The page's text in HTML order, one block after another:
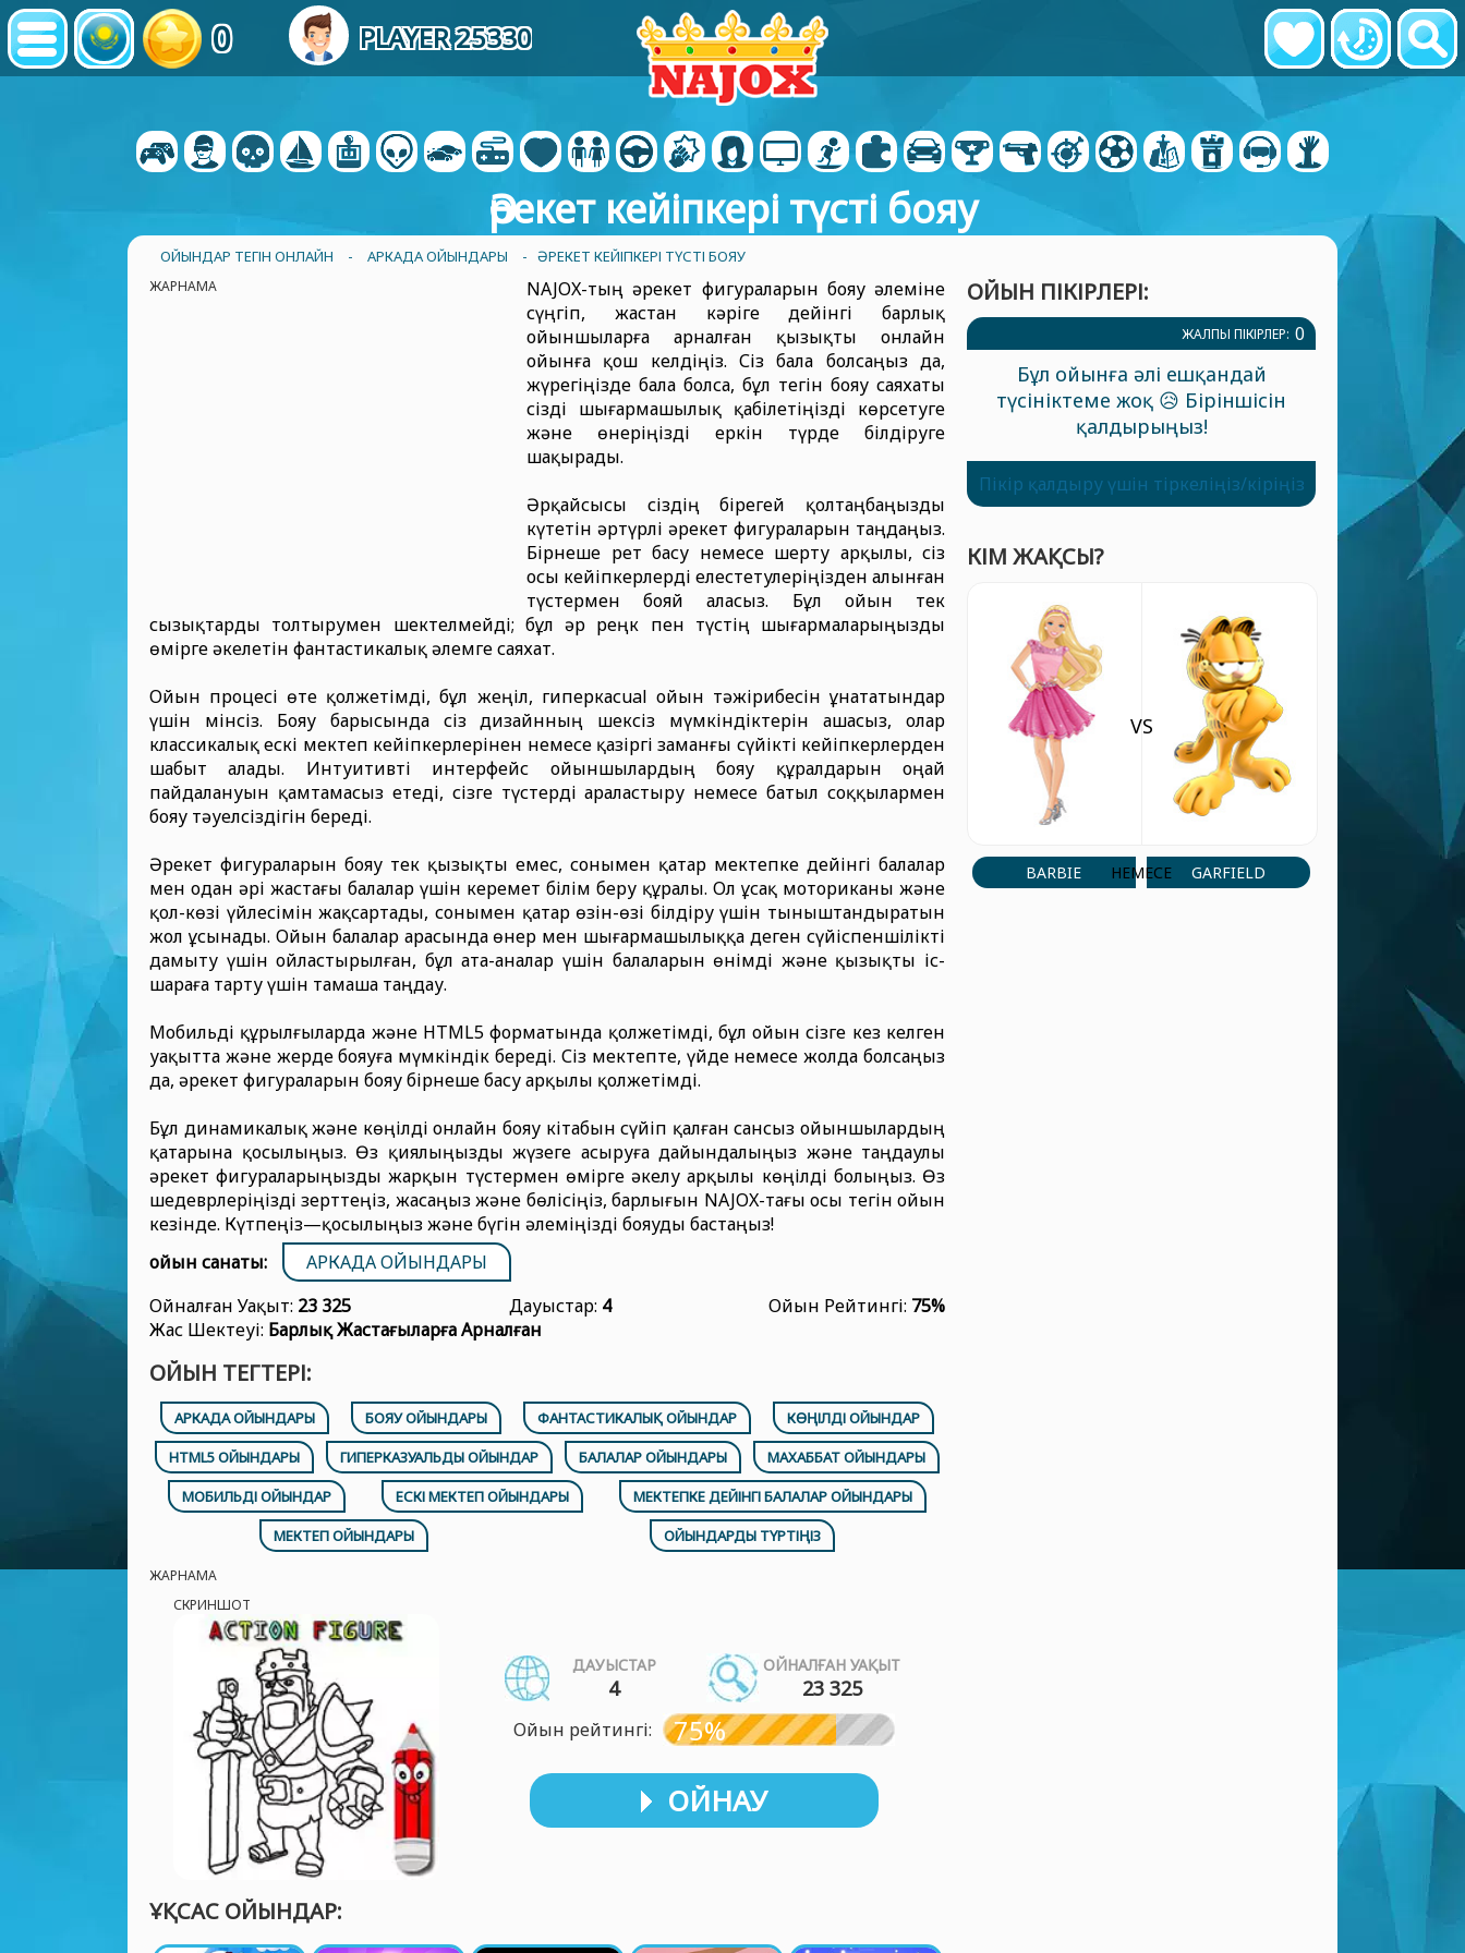
0 PLAYER 25330
Әрекет кейіпкері түсті бояу
ОЙЫНДАР ТЕГІН ОНЛАЙН - АРКАДА ОЙЫНДАРЫ - ӘРЕКЕТ КЕЙІПКЕРІ ТҮСТІ БОЯУ
ЖАРНАМА
NAJOX-тың әрекет фигураларын бояу әлеміне
сүңгіп, жастан кәріге дейінгі барлық
ойыншыларға арналған қызықты онлайн
ойынға қош келдіңіз. Сіз бала болсаңыз да,
жүрегіңізде бала болса, бұл тегін бояу саяхаты
сізді шығармашылық қабілетіңізді көрсетуге
және өнеріңізді еркін түрде білдіруге
шақырады.
Әрқайсысы сіздің бірегей қолтаңбаңызды
күтетін әртүрлі әрекет фигураларын таңдаңыз.
Бірнеше рет басу немесе шерту арқылы, сіз
осы кейіпкерлерді елестетулеріңізден алынған
түстермен бояй аласыз. Бұл ойын тек
сызықтарды толтырумен шектелмейді; бұл әр реңк пен түстің шығармаларыңызды
өмірге әкелетін фантастикалық әлемге саяхат.
Ойын процесі өте қолжетімді, бұл жеңіл, гиперкасual ойын тәжірибесін ұнататындар
үшін мінсіз. Бояу барысында сіз дизайнның шексіз мүмкіндіктерін ашасыз, олар
классикалық ескі мектеп кейіпкерлерінен немесе қазіргі заманғы сүйікті кейіпкерлерден
шабыт алады. Интуитивті интерфейс ойыншылардың бояу құралдарын оңай
пайдалануын қамтамасыз етеді, сізге түстерді араластыру немесе батыл соққылармен
бояу тәуелсіздігін береді.
Әрекет фигураларын бояу тек қызықты емес, сонымен қатар мектепке дейінгі балалар
мен одан әрі жастағы балалар үшін керемет білім беру құралы. Ол ұсақ моториканы және
қол-көзі үйлесімін жақсартады, сонымен қатар өзін-өзі білдіру үшін тыныштандыратын
жол ұсынады. Ойын балалар арасында өнер мен шығармашылыққа деген сүйіспеншілікті
дамыту үшін ойластырылған, бұл ата-аналар үшін балаларын өнімді және қызықты іс-
шараға тарту үшін тамаша таңдау.
Мобильді құрылғыларда және HTML5 форматында қолжетімді, бұл ойын сізге кез келген
уақытта және жерде бояуға мүмкіндік береді. Сіз мектепте, үйде немесе жолда болсаңыз
да, әрекет фигураларын бояу бірнеше басу арқылы қолжетімді.
Бұл динамикалық және көңілді онлайн бояу кітабын сүйіп қалған сансыз ойыншылардың
қатарына қосылыңыз. Өз қиялыңызды жүзеге асыруға дайындалыңыз және таңдаулы
әрекет фигураларыңызды жарқын түстермен өмірге әкелу арқылы көңілді болыңыз. Өз
шедеврлеріңізді зерттеңіз, жасаңыз және бөлісіңіз, барлығын NAJOX-тағы осы тегін ойын
кезінде. Күтпеңіз—қосылыңыз және бүгін әлеміңізді бояуды бастаңыз!
ойын санаты:
АРКАДА ОЙЫНДАРЫ
Ойналған Уақыт: 23 325 Дауыстар: 4 Ойын Рейтингі: 75%
Жас Шектеуі: Барлық Жастағыларға Арналған
ОЙЫН ТЕГТЕРІ:
АРКАДА ОЙЫНДАРЫ БОЯУ ОЙЫНДАРЫ ФАНТАСТИКАЛЫҚ ОЙЫНДАР
КӨҢІЛДІ ОЙЫНДАР
HTML5 ОЙЫНДАРЫ
ГИПЕРКАЗУАЛЬДЫ ОЙЫНДАР БАЛАЛАР ОЙЫНДАРЫ
МАХАББАТ ОЙЫНДАРЫ
МОБИЛЬДІ ОЙЫНДАР
ЕСКІ МЕКТЕП ОЙЫНДАРЫ
МЕКТЕПКЕ ДЕЙІНГІ БАЛАЛАР ОЙЫНДАРЫ
МЕКТЕП ОЙЫНДАРЫ
ОЙЫНДАРДЫ ТҮРТІҢІЗ
ЖАРНАМА
СКРИНШОТ
ДАУЫСТАР
4
ОЙНАЛҒАН УАҚЫТ
23 325
Ойын рейтингі: 75%
ОЙНАУ
ҰҚСАС ОЙЫНДАР:
ОЙЫН ПІКІРЛЕРІ:
ЖАЛПЫ ПІКІРЛЕР: 0
Бұл ойынға әлі ешқандай
түсініктеме жоқ 😥 Біріншісін
қалдырыңыз!
Пікір қалдыру үшін тіркеліңіз/кіріңіз
КІМ ЖАҚСЫ?
BARBIE
VS
НЕМЕСЕ GARFIELD